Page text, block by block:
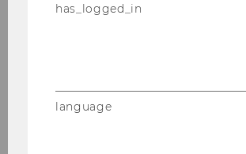
In­sti­tut für Fi­nan­zie­rung
märk­te, Ab­tei­lung Be­trieb­li­che
, ist vor­aus­sicht­lich ab 15.
bis 14. De­zem­ber 2009 die Stel­le
schaft­li­chen Mit­ar­bei­ters/
has_logged_in
language